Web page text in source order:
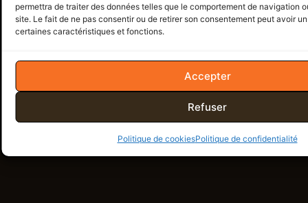
permettra de traiter des données telles que le comportement de navigation
site. Le fait de ne pas consentir ou de retirer son consentement peut avoir
certaines caractéristiques et fonctions.
Accepter
Refuser
Politique de cookiesPolitique de confidentialité